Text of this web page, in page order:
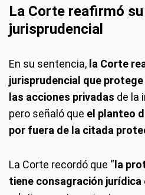
La Corte reafirmó
jurisprudencial
En su sentencia, la Corte
jurisprudencial que
las acciones privadas de la
pero señaló que el planteo
por fuera de la citada
La Corte recordó que “ la
tiene consagración jurídica